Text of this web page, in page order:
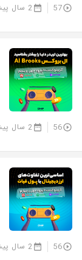
57 2 سال پیش
56 2 سال پیش
56 2 سال پیش